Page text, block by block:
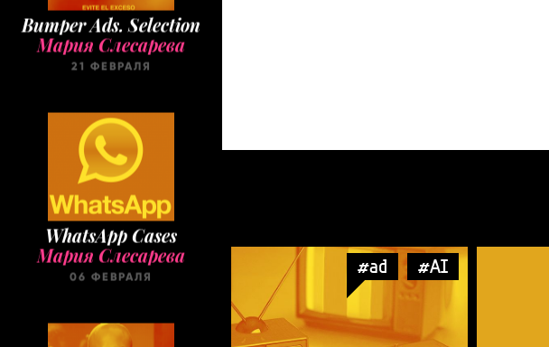
Bumper Ads. Selection
Мария Слесарева
21 ФЕВРАЛЯ
WhatsApp Cases
Мария Слесарева
06 ФЕВРАЛЯ #ad #AI